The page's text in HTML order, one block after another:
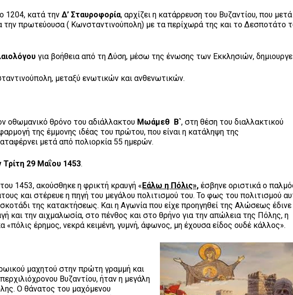
1204, κατά τηνΔ’ Σταυροφορία, αρχίζει η κατάρρευση του Βυζαντίου, που
την πρωτεύουσα ( Κωνσταντινούπολη) με τα περίχωρά της και το Δεσποτάτο
για βοήθεια από τη Δύση, μέσω της ένωσης των Εκκλησιών,
μεταξύ ενωτικών και ανθενωτικών.
οθωμανικό θρόνο του αδιάλλακτου Μωάμεθ Β`, στη θέση του διαλλακτικού
της έμμονης ιδέας του πρώτου, που είναι η κατάληψη της
μετά από πολιορκία 55 ημερών.
Τρίτη 29 Μαΐου 1453.
1453, ακούσθηκε η φρικτή κραυγή «Εάλω η Πόλις», έσβηνε οριστικά ο
και στέρευε η πηγή του μεγάλου πολιτισμού του. Το φως του πολιτισμού
της κατακτήσεως. Και η Αγωνία που είχε προηγηθεί της Αλώσεως έδινε
και την αιχμαλωσία, στο πένθος και στο θρήνο για την απώλεια της Πόλης, η
έρημος, νεκρά κειμένη, γυμνή, άφωνος, μη έχουσα είδος ουδέ κάλλος».
μαχητού στην πρώτη γραμμή και
Βυζαντίου, ήταν η μεγάλη
Ο θάνατος του μαχόμενου